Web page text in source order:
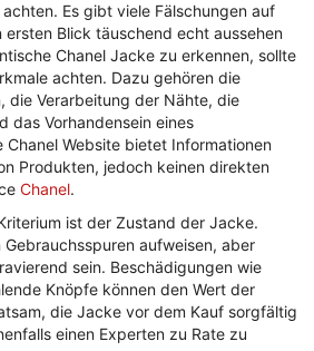
Es gibt viele Fälschungen auf
Blick täuschend echt aussehen
Chanel Jacke zu erkennen, sollte
achten. Dazu gehören die
die Verarbeitung der Nähte, die
das Vorhandensein eines
Chanel Website bietet Informationen
Produkten, jedoch keinen direkten
Chanel.
ist der Zustand der Jacke.
aufweisen, aber
sein. Beschädigungen wie
Knöpfe können den Wert der
die Jacke vor dem Kauf sorgfältig
einen Experten zu Rate zu